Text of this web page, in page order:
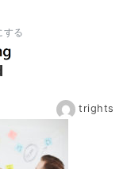
する
trights